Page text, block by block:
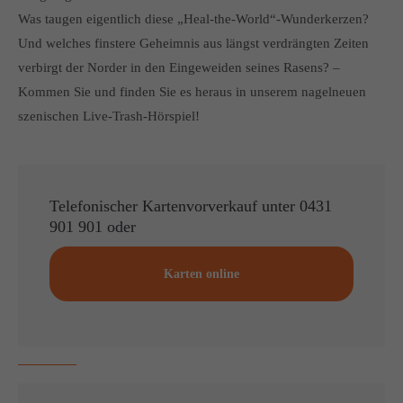
About us
Lorem ipsum dolor sit amet, consectetuer adipiscing elit.
Aenean commodo ligula eget dolor. Aenean massa. Cum
sociis natoque penatibus et magnis dis parturient montes,
Was taugen eigentlich diese „Heal-the-World“-Wunderkerzen?
Und welches finstere Geheimnis aus längst verdrängten Zeiten
verbirgt der Norder in den Eingeweiden seines Rasens? –
Kommen Sie und finden Sie es heraus in unserem nagelneuen
szenischen Live-Trash-Hörspiel!
Telefonischer Kartenvorverkauf unter 0431
901 901 oder
Karten online